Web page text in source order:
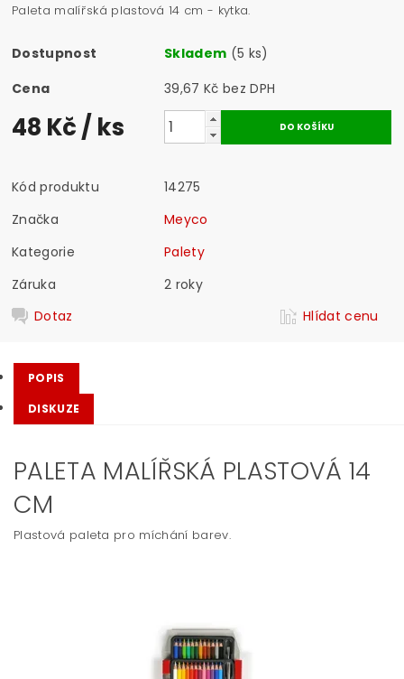
Paleta malířská plastová 14 cm - kytka.
Dostupnost Skladem (5 ks)
Cena
39,67 Kč bez DPH
48 Kč/ ks
Kód produktu
14275
Značka
Meyco
Kategorie
Palety
Záruka
2 roky
Dotaz
Hlídat cenu
POPIS
DISKUZE
PALETA MALÍŘSKÁ PLASTOVÁ 14
CM
Plastová paleta pro míchání barev.